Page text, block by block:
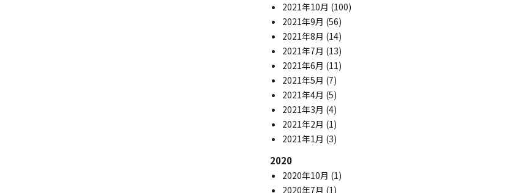
2021年10月 (100)
2021年9月 (56)
2021年8月 (14)
2021年7月 (13)
2021年6月 (11)
2021年5月 (7)
2021年4月 (5)
2021年3月 (4)
2021年2月 (1)
2021年1月 (3)
2020
2020年10月 (1)
2020年7月 (1)